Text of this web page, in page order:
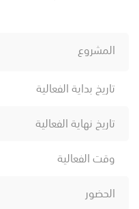
المشروع
تاريخ بداية الفعالية
تاريخ نهاية الفعالية
وقت الفعالية
الحضور